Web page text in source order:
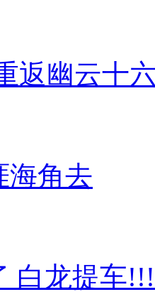
返幽云十
海角去
白龙提车